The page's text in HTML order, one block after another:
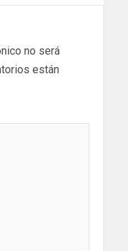
no será
están